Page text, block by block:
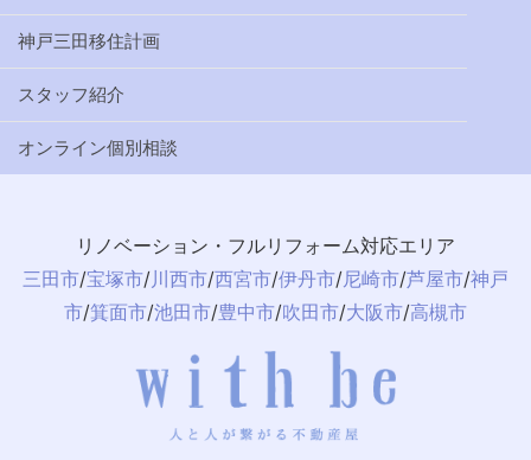
神戸三田移住計画
スタッフ紹介
オンライン個別相談
リノベーション・フルリフォーム対応エリア
三田市/宝塚市/川西市/西宮市/伊丹市/尼崎市/芦屋市/神戸
市/箕面市/池田市/豊中市/吹田市/大阪市/高槻市